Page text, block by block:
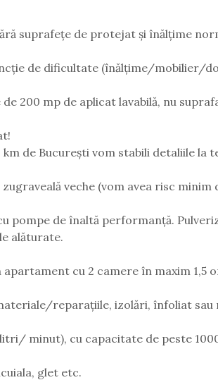
suprafețe de protejat și înălțime
de dificultate (înălțime/mobilier/
200 mp de aplicat lavabilă, nu
de București vom stabili detaliile la
veche (vom avea risc minim
pompe de înaltă performanță.
alăturate.
cu 2 camere în maxim 1,5
reparațiile, izolări, înfoliat sau
minut), cu capacitate de peste
glet etc.